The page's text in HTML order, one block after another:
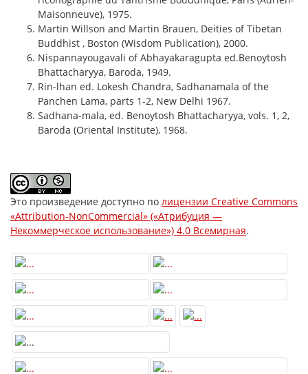
Это произведение доступно по лицензии Creative Commons
«Attribution-NonCommercial» («Атрибуция —
Некоммерческое использование») 4.0 Всемирная.
Maisonneuve), 1975.
Martin Willson and Martin Brauen, Deities of Tibetan
Buddhist , Boston (Wisdom Publication), 2000.
Nispannayougavali of Abhayakaragupta ed.Benoytosh
Bhattacharyya, Baroda, 1949.
Rin-lhan ed. Lokesh Chandra, Sadhanamala of the
Panchen Lama, parts 1-2, New Delhi 1967.
Sadhana-mala, ed. Benoytosh Bhattacharyya, vols. 1, 2,
Baroda (Oriental Institute), 1968.